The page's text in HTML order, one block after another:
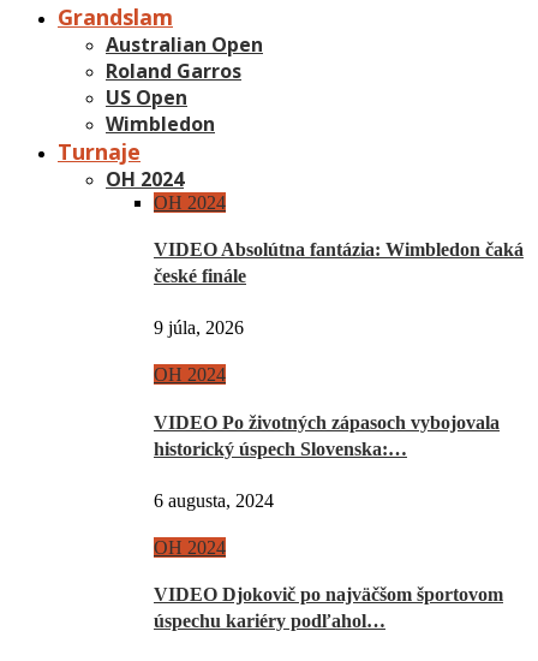
Grandslam
Australian Open
Roland Garros
US Open
Wimbledon
Turnaje
OH 2024
OH 2024
VIDEO Absolútna fantázia: Wimbledon čaká
české finále
9 júla, 2026
OH 2024
VIDEO Po životných zápasoch vybojovala
historický úspech Slovenska:…
6 augusta, 2024
OH 2024
VIDEO Djokovič po najväčšom športovom
úspechu kariéry podľahol…